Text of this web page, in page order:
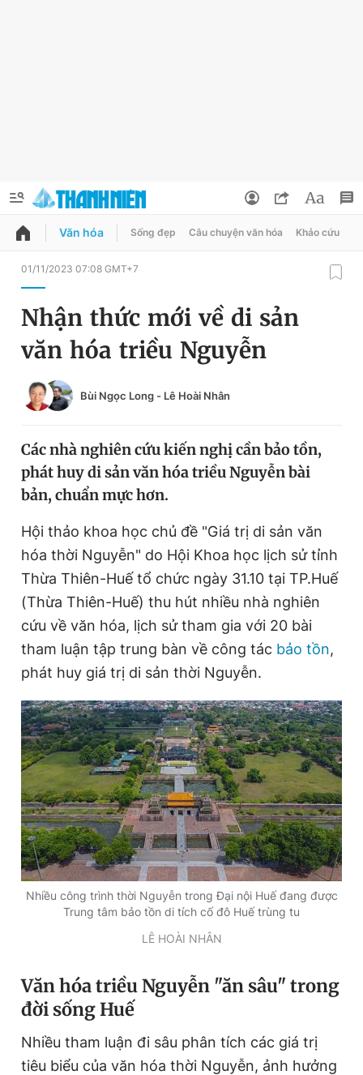
QUẢNG CÁO
Chuyên mục
Chuyên mục khác
Tin thị trường Tin 360
Sản phẩm khác
Tiện ích Bạn cần biết
Thông tin tòa soạn Liên hệ quảng cáo
Đọc Thanh Niên trên điện thoại
Theo dõi báo trên
0908 780 404
Đặt báo Quảng cáo RSS Tòa soạn Chính sách bảo
Tổng biên tập: Nguyễn Ngọc Toàn
Phó tổng biên tập thường trực: Hải Thành
Phó tổng biên tập: Lâm Hiếu Dũng
Phó tổng biên tập: Trần Việt Hưng
Đổi mật khẩu
Tin đã lưu
Tin đã xem
Đăng xuất
Văn hóa Sống đẹp Câu chuyện văn hóa Khảo cứu
01/11/2023 07:08 GMT+7
Nhận thức mới về di sản
văn hóa triều Nguyễn
Bùi Ngọc Long - Lê Hoài Nhân
Các nhà nghiên cứu kiến nghị cần bảo tồn,
phát huy di sản văn hóa triều Nguyễn bài
bản, chuẩn mực hơn.
Hội thảo khoa học chủ đề "Giá trị di sản văn
hóa thời Nguyễn" do Hội Khoa học lịch sử tỉnh
Thừa Thiên-Huế tổ chức ngày 31.10 tại TP.Huế
(Thừa Thiên-Huế) thu hút nhiều nhà nghiên
cứu về văn hóa, lịch sử tham gia với 20 bài
tham luận tập trung bàn về công tác bảo tồn,
phát huy giá trị di sản thời Nguyễn.
Nhiều công trình thời Nguyễn trong Đại nội Huế đang được
Trung tâm bảo tồn di tích cố đô Huế trùng tu
LÊ HOÀI NHÂN
Văn hóa triều Nguyễn "ăn sâu" trong
đời sống Huế
Nhiều tham luận đi sâu phân tích các giá trị
tiêu biểu của văn hóa thời Nguyễn, ảnh hưởng